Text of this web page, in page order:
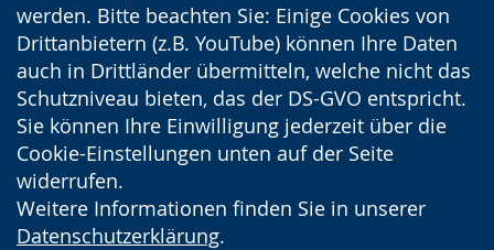
werden. Bitte beachten Sie: Einige Cookies von
Drittanbietern (z.B. YouTube) können Ihre Daten
auch in Drittländer übermitteln, welche nicht das
Schutzniveau bieten, das der DS-GVO entspricht.
Sie können Ihre Einwilligung jederzeit über die
Cookie-Einstellungen unten auf der Seite
widerrufen.
Weitere Informationen finden Sie in unserer
Datenschutzerklärung.